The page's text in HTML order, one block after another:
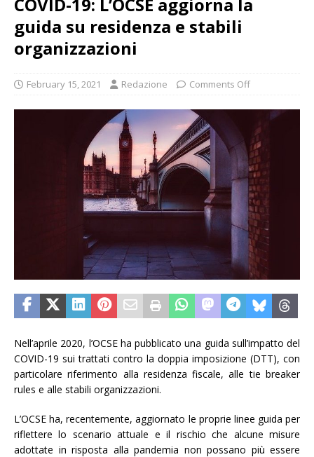
guida su residenza e stabili
organizzazioni
February 15, 2021 Redazione Comments Off
Nell’aprile 2020, l’OCSE ha pubblicato una guida sull’impatto del
COVID-19 sui trattati contro la doppia imposizione (DTT), con
particolare riferimento alla residenza fiscale, alle tie breaker
rules e alle stabili organizzazioni.
L’OCSE ha, recentemente, aggiornato le proprie linee guida per
riflettere lo scenario attuale e il rischio che alcune misure
adottate in risposta alla pandemia non possano più essere